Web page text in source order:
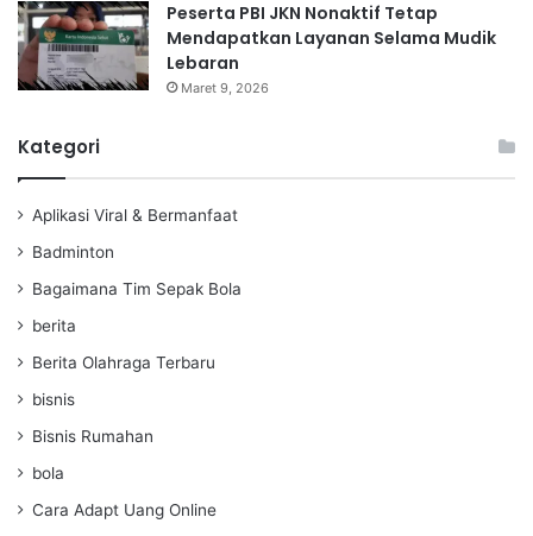
Peserta PBI JKN Nonaktif Tetap
Mendapatkan Layanan Selama Mudik
Lebaran
Maret 9, 2026
Kategori
Aplikasi Viral & Bermanfaat
Badminton
Bagaimana Tim Sepak Bola
berita
Berita Olahraga Terbaru
bisnis
Bisnis Rumahan
bola
Cara Adapt Uang Online